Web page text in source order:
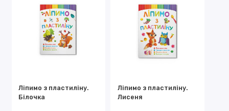
Ліпимо з пластиліну.
Білочка
Ліпимо з пластиліну.
Лисеня